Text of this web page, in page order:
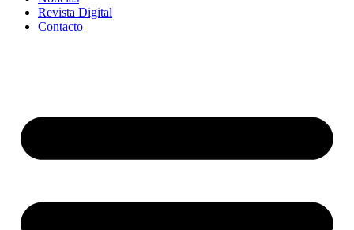
Revista Digital
Contacto